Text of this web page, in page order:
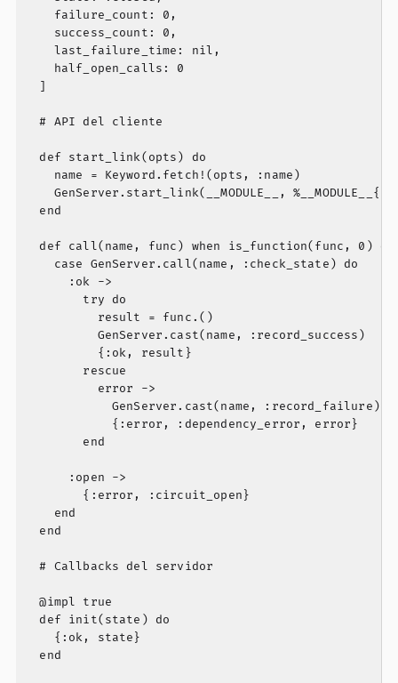
    failure_count: 0,
    success_count: 0,
    last_failure_time: nil,
    half_open_calls: 0
  ]
  # API del cliente
  def start_link(opts) do
    name = Keyword.fetch!(opts, :name)
GenServer.start_link(__MODULE__,
  end
  def call(name, func) when is_function(func, 0) do
    case GenServer.call(name, :check_state) do
      :ok ->
        try do
          result = func.()
          GenServer.cast(name, :record_success)
          {:ok, result}
        rescue
          error ->
            GenServer.cast(name, :record_failure)
            {:error, :dependency_error, error}
        end
      :open ->
        {:error, :circuit_open}
    end
  end
  # Callbacks del servidor
  @impl true
  def init(state) do
    {:ok, state}
  end